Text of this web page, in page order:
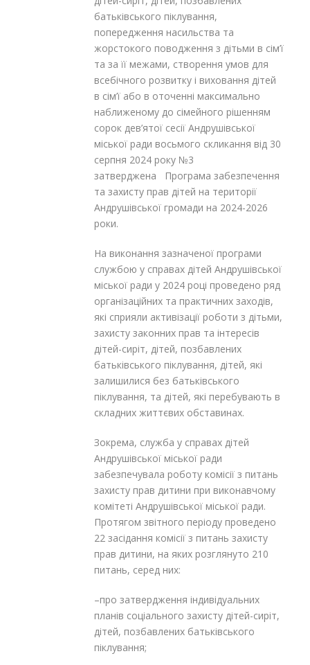
батьківського піклування,
попередження насильства та
жорстокого поводження з дітьми в сім’ї
та за її межами, створення умов для
всебічного розвитку і виховання дітей
в сім’ї або в оточенні максимально
наближеному до сімейного рішенням
сорок дев’ятої сесії Андрушівської
міської ради восьмого скликання від 30
серпня 2024 року №3
затверджена Програма забезпечення
та захисту прав дітей на території
Андрушівської громади на 2024-2026
роки.
На виконання зазначеної програми
службою у справах дітей Андрушівської
міської ради у 2024 році проведено ряд
організаційних та практичних заходів,
які сприяли активізації роботи з дітьми,
захисту законних прав та інтересів
дітей-сиріт, дітей, позбавлених
батьківського піклування, дітей, які
залишилися без батьківського
піклування, та дітей, які перебувають в
складних життєвих обставинах.
Зокрема, служба у справах дітей
Андрушівської міської ради
забезпечувала роботу комісії з питань
захисту прав дитини при виконавчому
комітеті Андрушівської міської ради.
Протягом звітного періоду проведено
22 засідання комісії з питань захисту
прав дитини, на яких розглянуто 210
питань, серед них:
–про затвердження індивідуальних
планів соціального захисту дітей-сиріт,
дітей, позбавлених батьківського
піклування;